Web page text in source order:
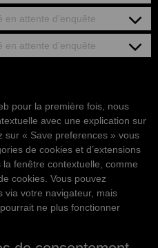
en attente d’enquête
en attente d’enquête
pour la première fois, nous
avec une explication sur
sur « Save preferences » vous
de cookies et d’extensions
fenêtre contextuelle, comme
cookies. Vous pouvez
via votre navigateur, mais
ne plus fonctionner